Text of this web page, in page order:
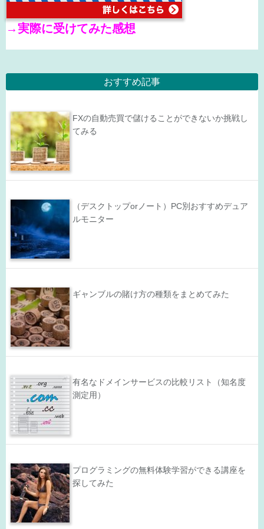
→実際に受けてみた感想
おすすめ記事
FXの自動売買で儲けることができないか挑戦し
てみる
（デスクトップorノート）PC別おすすめデュア
ルモニター
ギャンブルの賭け方の種類をまとめてみた
有名なドメインサービスの比較リスト（知名度
測定用）
プログラミングの無料体験学習ができる講座を
探してみた